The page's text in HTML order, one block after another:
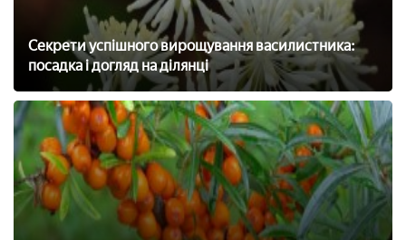
Секрети успішного вирощування василистника:
посадка і догляд на ділянці